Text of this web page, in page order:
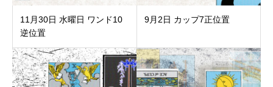
11月30日 水曜日 ワンド10
逆位置
9月2日 カップ7正位置